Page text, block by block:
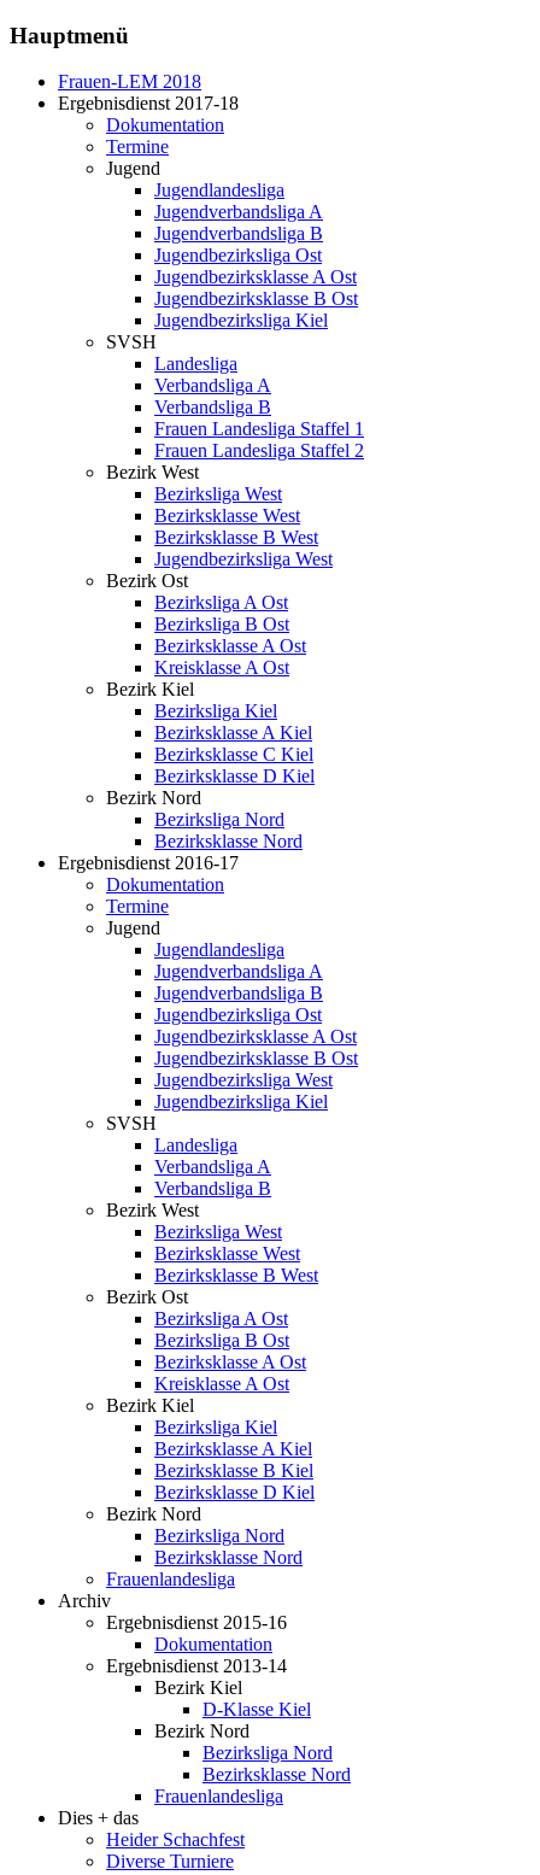
Hauptmenü
Frauen-LEM 2018
Ergebnisdienst 2017-18
Dokumentation
Termine
Jugend
Jugendlandesliga
Jugendverbandsliga A
Jugendverbandsliga B
Jugendbezirksliga Ost
Jugendbezirksklasse A Ost
Jugendbezirksklasse B Ost
Jugendbezirksliga Kiel
SVSH
Landesliga
Verbandsliga A
Verbandsliga B
Frauen Landesliga Staffel 1
Frauen Landesliga Staffel 2
Bezirk West
Bezirksliga West
Bezirksklasse West
Bezirksklasse B West
Jugendbezirksliga West
Bezirk Ost
Bezirksliga A Ost
Bezirksliga B Ost
Bezirksklasse A Ost
Kreisklasse A Ost
Bezirk Kiel
Bezirksliga Kiel
Bezirksklasse A Kiel
Bezirksklasse C Kiel
Bezirksklasse D Kiel
Bezirk Nord
Bezirksliga Nord
Bezirksklasse Nord
Ergebnisdienst 2016-17
Dokumentation
Termine
Jugend
Jugendlandesliga
Jugendverbandsliga A
Jugendverbandsliga B
Jugendbezirksliga Ost
Jugendbezirksklasse A Ost
Jugendbezirksklasse B Ost
Jugendbezirksliga West
Jugendbezirksliga Kiel
SVSH
Landesliga
Verbandsliga A
Verbandsliga B
Bezirk West
Bezirksliga West
Bezirksklasse West
Bezirksklasse B West
Bezirk Ost
Bezirksliga A Ost
Bezirksliga B Ost
Bezirksklasse A Ost
Kreisklasse A Ost
Bezirk Kiel
Bezirksliga Kiel
Bezirksklasse A Kiel
Bezirksklasse B Kiel
Bezirksklasse D Kiel
Bezirk Nord
Bezirksliga Nord
Bezirksklasse Nord
Frauenlandesliga
Archiv
Ergebnisdienst 2015-16
Dokumentation
Ergebnisdienst 2013-14
Bezirk Kiel
D-Klasse Kiel
Bezirk Nord
Bezirksliga Nord
Bezirksklasse Nord
Frauenlandesliga
Dies + das
Heider Schachfest
Diverse Turniere